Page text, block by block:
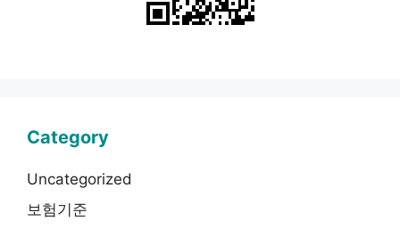
Category
Uncategorized
보험기준